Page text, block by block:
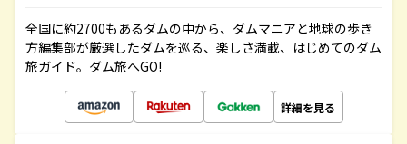
全国に約2700もあるダムの中から、ダムマニアと地球の歩き
方編集部が厳選したダムを巡る、楽しさ満載、はじめてのダム
旅ガイド。ダム旅へGO!
詳細を見る